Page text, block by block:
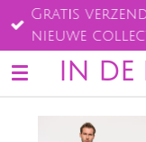
Ga
direct
naar
de
IN DE
Gratis
nieuwe